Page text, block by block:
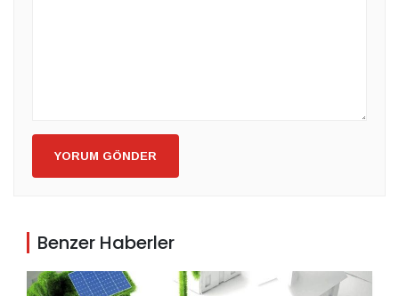
YORUM GÖNDER
Benzer Haberler